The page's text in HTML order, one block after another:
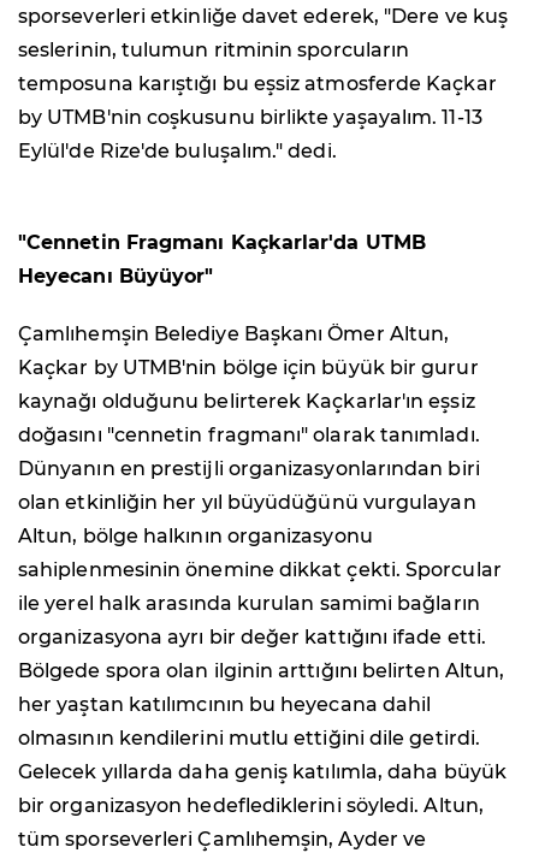
sporseverleri etkinliğe davet ederek, "Dere ve kuş
seslerinin, tulumun ritminin sporcuların
temposuna karıştığı bu eşsiz atmosferde Kaçkar
by UTMB'nin coşkusunu birlikte yaşayalım. 11-13
Eylül'de Rize'de buluşalım." dedi.
"Cennetin Fragmanı Kaçkarlar'da UTMB
Heyecanı Büyüyor"
Çamlıhemşin Belediye Başkanı Ömer Altun,
Kaçkar by UTMB'nin bölge için büyük bir gurur
kaynağı olduğunu belirterek Kaçkarlar'ın eşsiz
doğasını "cennetin fragmanı" olarak tanımladı.
Dünyanın en prestijli organizasyonlarından biri
olan etkinliğin her yıl büyüdüğünü vurgulayan
Altun, bölge halkının organizasyonu
sahiplenmesinin önemine dikkat çekti. Sporcular
ile yerel halk arasında kurulan samimi bağların
organizasyona ayrı bir değer kattığını ifade etti.
Bölgede spora olan ilginin arttığını belirten Altun,
her yaştan katılımcının bu heyecana dahil
olmasının kendilerini mutlu ettiğini dile getirdi.
Gelecek yıllarda daha geniş katılımla, daha büyük
bir organizasyon hedeflediklerini söyledi. Altun,
tüm sporseverleri Çamlıhemşin, Ayder ve